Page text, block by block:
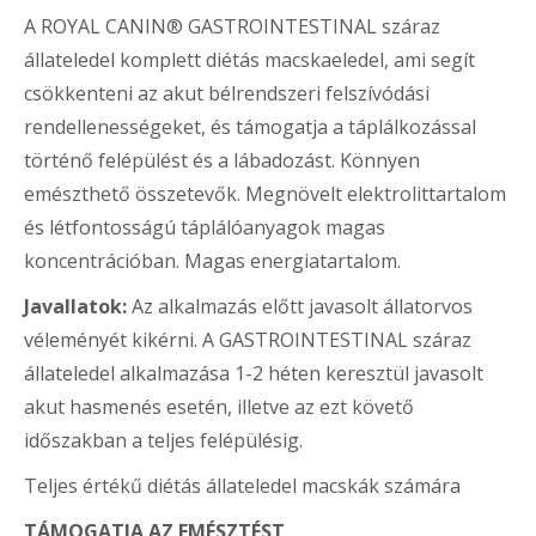
A ROYAL CANIN® GASTROINTESTINAL száraz
állateledel komplett diétás macskaeledel, ami segít
csökkenteni az akut bélrendszeri felszívódási
rendellenességeket, és támogatja a táplálkozással
történő felépülést és a lábadozást. Könnyen
emészthető összetevők. Megnövelt elektrolittartalom
és létfontosságú táplálóanyagok magas
koncentrációban. Magas energiatartalom.
Javallatok:Az alkalmazás előtt javasolt állatorvos
véleményét kikérni. A GASTROINTESTINAL száraz
állateledel alkalmazása 1-2 héten keresztül javasolt
akut hasmenés esetén, illetve az ezt követő
időszakban a teljes felépülésig.
Teljes értékű diétás állateledel macskák számára